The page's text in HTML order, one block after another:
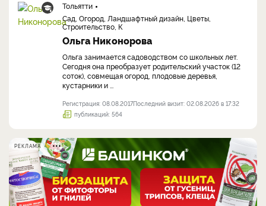
Тольятти
Сад, Огород, Ландшафтный дизайн, Цветы,
Строительство, К
Ольга Никонорова
Ольга занимается садоводством со школьных лет.
Сегодня она преобразует родительский участок (12
соток), совмещая огород, плодовые деревья,
кустарники и ...
Регистрация: 08.08.2017Последний визит: 02.08.2026 в 17:32
публикаций: 564
РЕКЛАМА